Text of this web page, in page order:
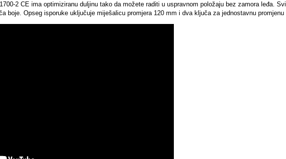
2 CE ima optimiziranu duljinu tako da možete raditi u uspravnom položaju bez zamora leđa.
boje. Opseg isporuke uključuje miješalicu promjera 120 mm i dva ključa za jednostavnu promjenu